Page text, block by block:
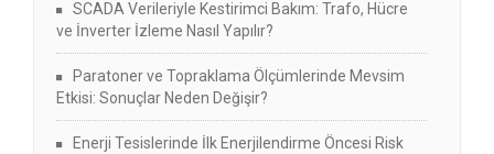
SCADA Verileriyle Kestirimci Bakım: Trafo, Hücre
ve İnverter İzleme Nasıl Yapılır?
Paratoner ve Topraklama Ölçümlerinde Mevsim
Etkisi: Sonuçlar Neden Değişir?
Enerji Tesislerinde İlk Enerjilendirme Öncesi Risk